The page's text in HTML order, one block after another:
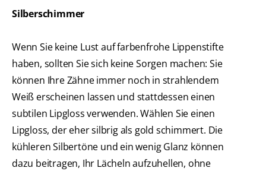
Silberschimmer
Wenn Sie keine Lust auf farbenfrohe Lippenstifte
haben, sollten Sie sich keine Sorgen machen: Sie
können Ihre Zähne immer noch in strahlendem
Weiß erscheinen lassen und stattdessen einen
subtilen Lipgloss verwenden. Wählen Sie einen
Lipgloss, der eher silbrig als gold schimmert. Die
kühleren Silbertöne und ein wenig Glanz können
dazu beitragen, Ihr Lächeln aufzuhellen, ohne